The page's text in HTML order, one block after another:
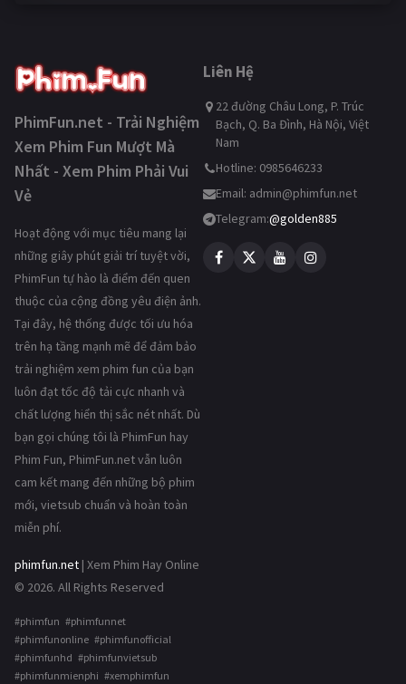
PhimFun.net - Trải Nghiệm
Xem Phim Fun Mượt Mà
Nhất - Xem Phim Phải Vui
Vẻ
Hoạt động với mục tiêu mang lại
những giây phút giải trí tuyệt vời,
PhimFun tự hào là điểm đến quen
thuộc của cộng đồng yêu điện ảnh.
Tại đây, hệ thống được tối ưu hóa
trên hạ tầng mạnh mẽ để đảm bảo
trải nghiệm xem phim fun của bạn
luôn đạt tốc độ tải cực nhanh và
chất lượng hiển thị sắc nét nhất. Dù
bạn gọi chúng tôi là PhimFun hay
Phim Fun, PhimFun.net vẫn luôn
cam kết mang đến những bộ phim
mới, vietsub chuẩn và hoàn toàn
miễn phí.
phimfun.net | Xem Phim Hay Online
© 2026. All Rights Reserved
#phimfun #phimfunnet
#phimfunonline #phimfunofficial
#phimfunhd #phimfunvietsub
#phimfunmienphi #xemphimfun
Liên Hệ
22 đường Châu Long, P. Trúc
Bạch, Q. Ba Đình, Hà Nội, Việt
Nam
Hotline: 0985646233
Email: admin@phimfun.net
Telegram:@golden885